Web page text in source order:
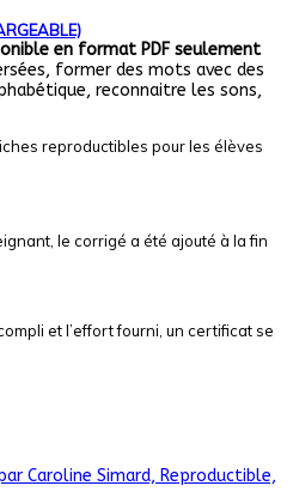
en format PDF seulement
former des mots avec des
reconnaitre les sons,
reproductibles pour les élèves
le corrigé a été ajouté à la fin
et l’effort fourni, un certificat se